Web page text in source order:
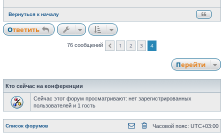
Вернуться к началу
Ответить
76 сообщений Пред.
1 2 3 4
Перейти
Кто сейчас на конференции
Сейчас этот форум просматривают: нет зарегистрированных
пользователей и 1 гость
Список форумов Часовой пояс: UTC+03:00